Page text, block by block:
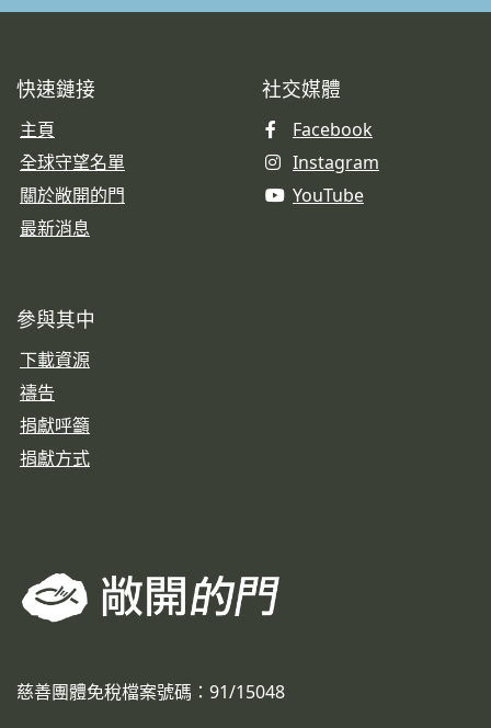
快速鏈接
主頁
全球守望名單
關於敞開的門
最新消息
社交媒體
Facebook
Instagram
YouTube
參與其中
下載資源
禱告
捐獻呼籲
捐獻方式
慈善團體免稅檔案號碼：91/15048